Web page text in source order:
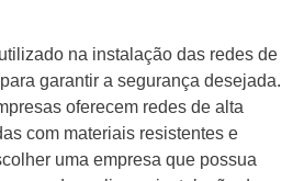
na instalação das redes de
garantir a segurança desejada.
oferecem redes de alta
com materiais resistentes e
uma empresa que possua